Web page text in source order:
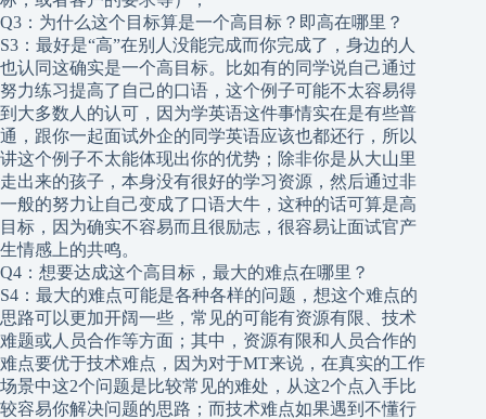
Q3：为什么这个目标算是一个高目标？即高在哪里？
S3：最好是“高”在别人没能完成而你完成了，身边的人
也认同这确实是一个高目标。比如有的同学说自己通过
努力练习提高了自己的口语，这个例子可能不太容易得
到大多数人的认可，因为学英语这件事情实在是有些普
通，跟你一起面试外企的同学英语应该也都还行，所以
讲这个例子不太能体现出你的优势；除非你是从大山里
走出来的孩子，本身没有很好的学习资源，然后通过非
一般的努力让自己变成了口语大牛，这种的话可算是高
目标，因为确实不容易而且很励志，很容易让面试官产
生情感上的共鸣。
Q4：想要达成这个高目标，最大的难点在哪里？
S4：最大的难点可能是各种各样的问题，想这个难点的
思路可以更加开阔一些，常见的可能有资源有限、技术
难题或人员合作等方面；其中，资源有限和人员合作的
难点要优于技术难点，因为对于MT来说，在真实的工作
场景中这2个问题是比较常见的难处，从这2个点入手比
较容易你解决问题的思路；而技术难点如果遇到不懂行